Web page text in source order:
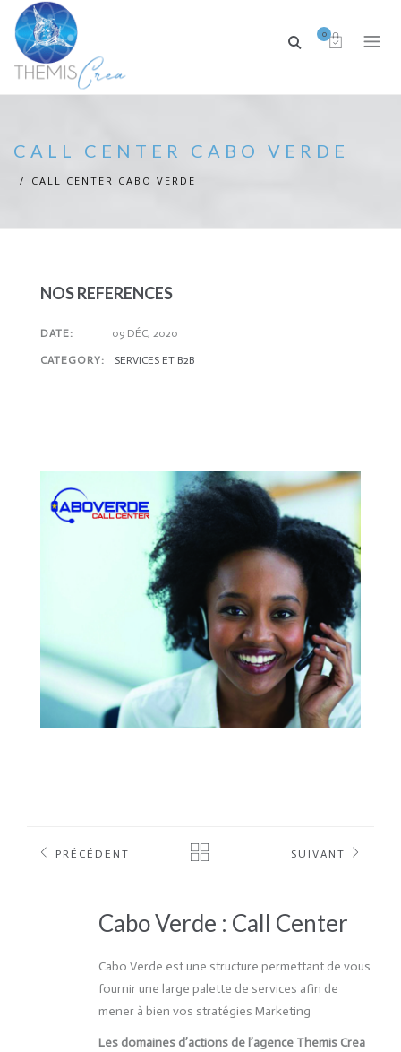
0
CALL CENTER CABO VERDE
CALL CENTER CABO VERDE
NOS REFERENCES
DATE: 09 DÉC, 2020
CATEGORY: SERVICES ET B2B
PRÉCÉDENT SUIVANT
Cabo Verde : Call Center
Cabo Verde est une structure permettant de vous
fournir une large palette de services afin de
mener à bien vos stratégies Marketing
Les domaines d’actions de l’agence Themis Crea